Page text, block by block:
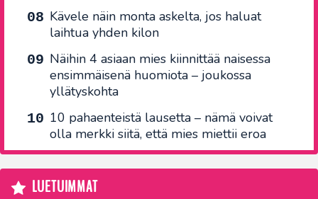
Kävele näin monta askelta, jos haluat
laihtua yhden kilon
Näihin 4 asiaan mies kiinnittää naisessa
ensimmäisenä huomiota – joukossa
yllätyskohta
10 pahaenteistä lausetta – nämä voivat
olla merkki siitä, että mies miettii eroa
LUETUIMMAT